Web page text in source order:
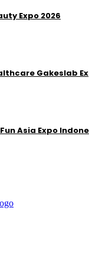
Expo 2026
Gakeslab
Asia Expo